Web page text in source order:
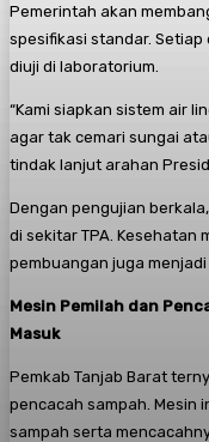
Pemerintah akan
spesifikasi standar. Setiap
diuji di laboratorium.
“Kami siapkan sistem air
agar tak cemari sungai
tindak lanjut arahan
Dengan pengujian
di sekitar TPA. Kesehatan
pembuangan juga
Mesin Pemilah dan
Masuk
Pemkab Tanjab Barat
pencacah sampah. Mesin
sampah serta